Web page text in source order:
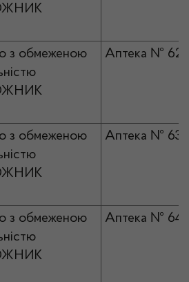
з обмеженою
Аптека № 62
з обмеженою
Аптека № 63
з обмеженою
Аптека № 64